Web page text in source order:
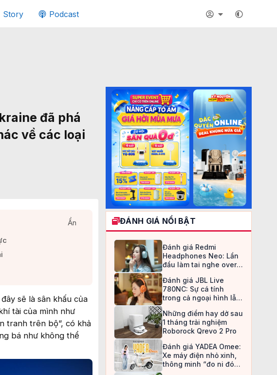
Story Podcast
đã phá
về các loại
Ẩn
sẽ là sân khấu của
tài của mình như
tranh trên bộ”, có khả
bá như không thể
ĐÁNH GIÁ NỔI BẬT
Đánh giá Redmi
Headphones Neo: Lần
đầu làm tai nghe over-
an toàn
Đánh giá JBL Live
780NC: Sự cá tính
trong cả ngoại hình lẫn
Những điểm hay dở sau
1 tháng trải nghiệm
Roborock Qrevo 2 Pro
Đánh giá YADEA Omee:
Xe máy điện nhỏ xinh,
thông minh “đo ni đóng